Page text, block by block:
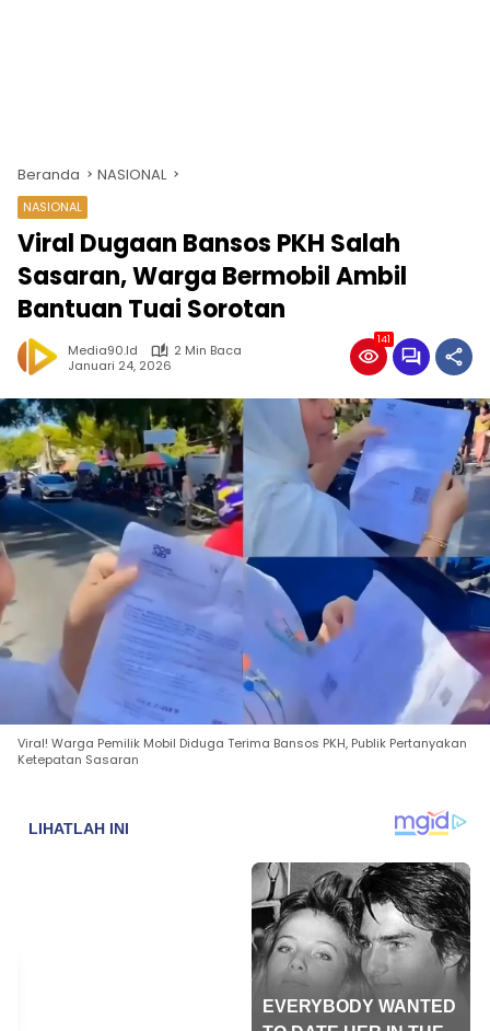
Beranda NASIONAL
NASIONAL
Viral Dugaan Bansos PKH Salah
Sasaran, Warga Bermobil Ambil
Bantuan Tuai Sorotan
Media90.id
2 Min Baca
Januari 24, 2026
141
Viral! Warga Pemilik Mobil Diduga Terima Bansos PKH, Publik Pertanyakan
Ketepatan Sasaran